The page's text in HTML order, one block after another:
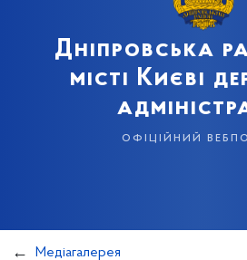
Дніпровська
місті Києві
офіційний
Медіагалерея